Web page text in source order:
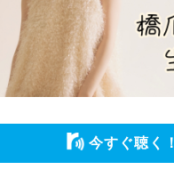
今すぐ聴く！